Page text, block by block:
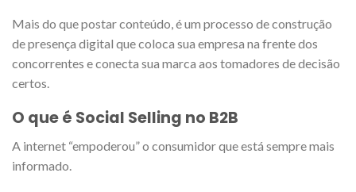
Mais do que postar conteúdo, é um processo de construção
de presença digital que coloca sua empresa na frente dos
concorrentes e conecta sua marca aos tomadores de decisão
certos.
O que é Social Selling no B2B
A internet “empoderou” o consumidor que está sempre mais
informado.